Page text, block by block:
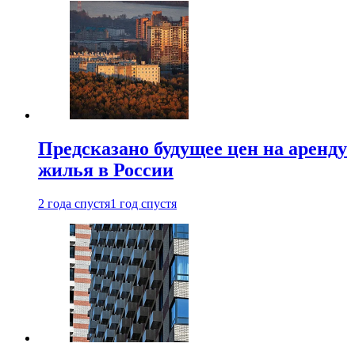
Предсказано будущее цен на аренду
жилья в России
2 года спустя1 год спустя